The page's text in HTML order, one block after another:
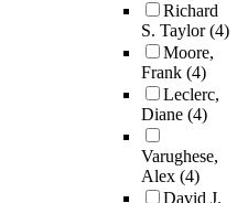
Richard
S. Taylor(4)
Moore,
Frank (4)
Leclerc,
Diane (4)
Varughese,
Alex (4)
David J.